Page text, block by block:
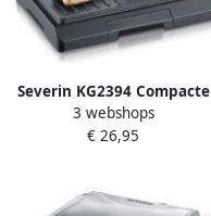
Severin KG2394 Compacte
multifunctionele grill : vlees
panini&apos;s groenten
3 webshops
€ 26,95